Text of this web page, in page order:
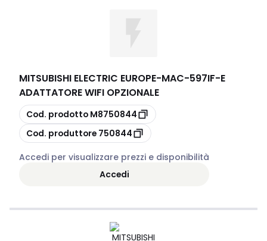
MITSUBISHI ELECTRIC EUROPE-MAC-597IF-E
ADATTATORE WIFI OPZIONALE
copia
Cod. prodotto M8750844
copia
Cod. produttore 750844
Accedi per visualizzare prezzi e disponibilità
Accedi